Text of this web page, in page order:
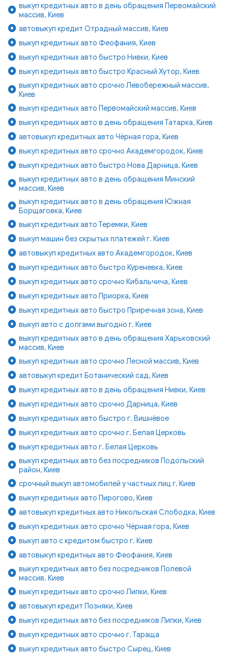
выкуп кредитных авто в день обращения Первомайский
массив, Киев
автовыкуп кредит Отрадный массив, Киев
выкуп кредитных авто Феофания, Киев
выкуп кредитных авто быстро Нивки, Киев
выкуп кредитных авто быстро Красный Хутор, Киев
выкуп кредитных авто срочно Левобережный массив,
Киев
выкуп кредитных авто Первомайский массив, Киев
выкуп кредитных авто в день обращения Татарка, Киев
автовыкуп кредитных авто Чёрная гора, Киев
выкуп кредитных авто срочно Академгородок, Киев
выкуп кредитных авто быстро Нова Дарница, Киев
выкуп кредитных авто в день обращения Минский
массив, Киев
выкуп кредитных авто в день обращения Южная
Борщаговка, Киев
выкуп кредитных авто Теремки, Киев
выкуп машин без скрытых платежей г. Киев
автовыкуп кредитных авто Академгородок, Киев
выкуп кредитных авто быстро Куреневка, Киев
выкуп кредитных авто срочно Кибальчича, Киев
выкуп кредитных авто Приорка, Киев
выкуп кредитных авто быстро Приречная зона, Киев
выкуп авто с долгами выгодно г. Киев
выкуп кредитных авто в день обращения Харьковский
массив, Киев
выкуп кредитных авто срочно Лесной массив, Киев
автовыкуп кредит Ботанический сад, Киев
выкуп кредитных авто в день обращения Нивки, Киев
выкуп кредитных авто срочно Дарница, Киев
выкуп кредитных авто быстро г. Вишнёвое
выкуп кредитных авто срочно г. Белая Церковь
выкуп кредитных авто г. Белая Церковь
выкуп кредитных авто без посредников Подольский
район, Киев
срочный выкуп автомобилей у частных лиц г. Киев
выкуп кредитных авто Пирогово, Киев
автовыкуп кредитных авто Никольская Слободка, Киев
выкуп кредитных авто срочно Чёрная гора, Киев
выкуп авто с кредитом быстро г. Киев
автовыкуп кредитных авто Феофания, Киев
выкуп кредитных авто без посредников Полевой
массив, Киев
выкуп кредитных авто срочно Липки, Киев
автовыкуп кредит Позняки, Киев
выкуп кредитных авто без посредников Липки, Киев
выкуп кредитных авто срочно г. Тараща
выкуп кредитных авто быстро Сырец, Киев